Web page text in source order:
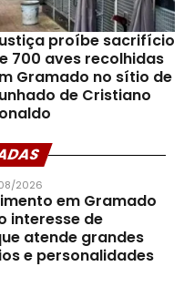
proíbe sacrifício
700 aves recolhidas
Gramado no sítio de
de Cristiano
2026
em Gramado
interesse de
atende grandes
e personalidades